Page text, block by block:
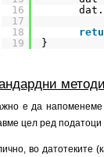
16
17
18
19
}
е да
цел ред
во датотеките